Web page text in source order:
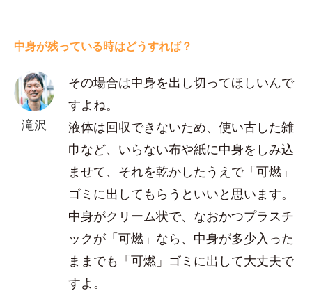
中身が残っている時はどうすれば？
滝沢
その場合は中身を出し切ってほしいんで
すよね。
液体は回収できないため、使い古した雑
巾など、いらない布や紙に中身をしみ込
ませて、それを乾かしたうえで「可燃」
ゴミに出してもらうといいと思います。
中身がクリーム状で、なおかつプラスチ
ックが「可燃」なら、中身が多少入った
ままでも「可燃」ゴミに出して大丈夫で
すよ。